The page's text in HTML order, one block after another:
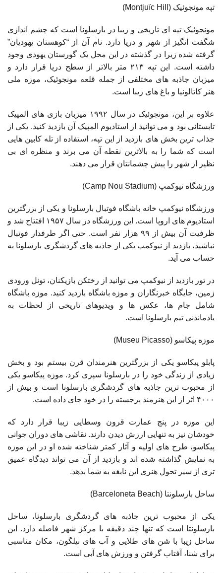
تپه مونجوئیک (Montjuïc Hill)
مونجوئیک تپه ای تاریخی و زیبا در بارسلونا است که چشم اندازی
شگفت انگیز از شهر و دریا دارد. نام آن از “کوهستان یهودیان”
گرفته شده زیرا در گذشته در این محل یک گورستان یهودی وجود
داشته است. این تپه ۲۱۳ متر بالاتر از سطح دریا قرار دارد و
میزبان جاذبه های مختلفی از جمله قلعه مونجوئیک، موزه ملی
هنر کاتالونیا و باغ های زیبا است.
علاوه بر این، مونجوئیک در سال ۱۹۹۲ میزبان بازی های المپیک
تابستانی بود و می توانید از استادیوم المپیک آن بازدید کنید. یکی از
جذاب ترین بخش های بازدید از این تپه، استفاده از تله کابین هایی
است که شما را به بالاترین نقطه آن می برند و منظره ای بی
نظیر از شهر را پیش چشمانتان قرار می دهند.
ورزشگاه نیوکمپ (Camp Nou Stadium)
ورزشگاه نیوکمپ خانه باشگاه فوتبال بارسلونا و یکی از بزرگترین
استادیوم های اروپا است. این ورزشگاه در سال ۱۹۵۷ افتتاح شد و
ظرفیت آن بیش از ۹۹ هزار نفر است. حتی اگر طرفدار فوتبال
نباشید، بازدید از نیوکمپ یکی از جاذبه های گردشگری بارسلونا به
حساب می آید.
در تور بازدید از نیوکمپ می توانید از رختکن بازیکنان، تونل ورودی
زمین، جایگاه خبرنگاران و موزه باشگاه بازدید کنید. موزه باشگاه
شامل جام ها، عکس ها و ویدیوهای تاریخی از لحظات به
یادماندنی تیم بارسلونا است.
موزه پیکاسو (Museu Picasso)
پابلو پیکاسو یکی از بزرگترین هنرمندان قرن بیستم بود و بخش
زیادی از زندگی خود را در بارسلونا سپری کرد. موزه پیکاسو یکی
از محبوب ترین جاذبه های گردشگری بارسلونا است و بیش از
۴۰۰۰ اثر از این هنرمند برجسته را در خود جای داده است.
این موزه در پنج عمارت قرون وسطایی زیبا قرار دارد که
خودشان نیز به تنهایی ارزش دیدن دارند. نقاشی های دوران جوانی
پیکاسو، طرح های اولیه و آثار کمتر شناخته شده او در این موزه
به نمایش گذاشته شده اند و بازدید از آن می تواند دیدگاه عمیق
تری از سیر تحول هنری این نابغه به شما بدهد.
ساحل بارسلونتا (Barceloneta Beach)
یکی از محبوب ترین جاذبه های گردشگری بارسلونا، ساحل
بارسلونتا است که تنها چند دقیقه با مرکز شهر فاصله دارد. این
ساحل زیبا با شن های طلایی و آب های نیلگون، مکان مناسبی
برای شنا، آفتاب گرفتن و ورزش های آبی است.